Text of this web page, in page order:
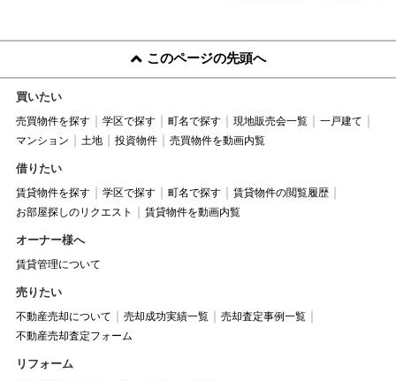
このページの先頭へ
買いたい
売買物件を探す 学区で探す 町名で探す 現地販売会一覧
一戸建て
マンション
土地 投資物件 売買物件を動画内覧
借りたい
賃貸物件を探す 学区で探す 町名で探す
賃貸物件の閲覧履歴
お部屋探しのリクエスト
賃貸物件を動画内覧
オーナー様へ
賃貸管理について
売りたい
不動産売却について 売却成功実績一覧
売却査定事例一覧
不動産売却査定フォーム
リフォーム